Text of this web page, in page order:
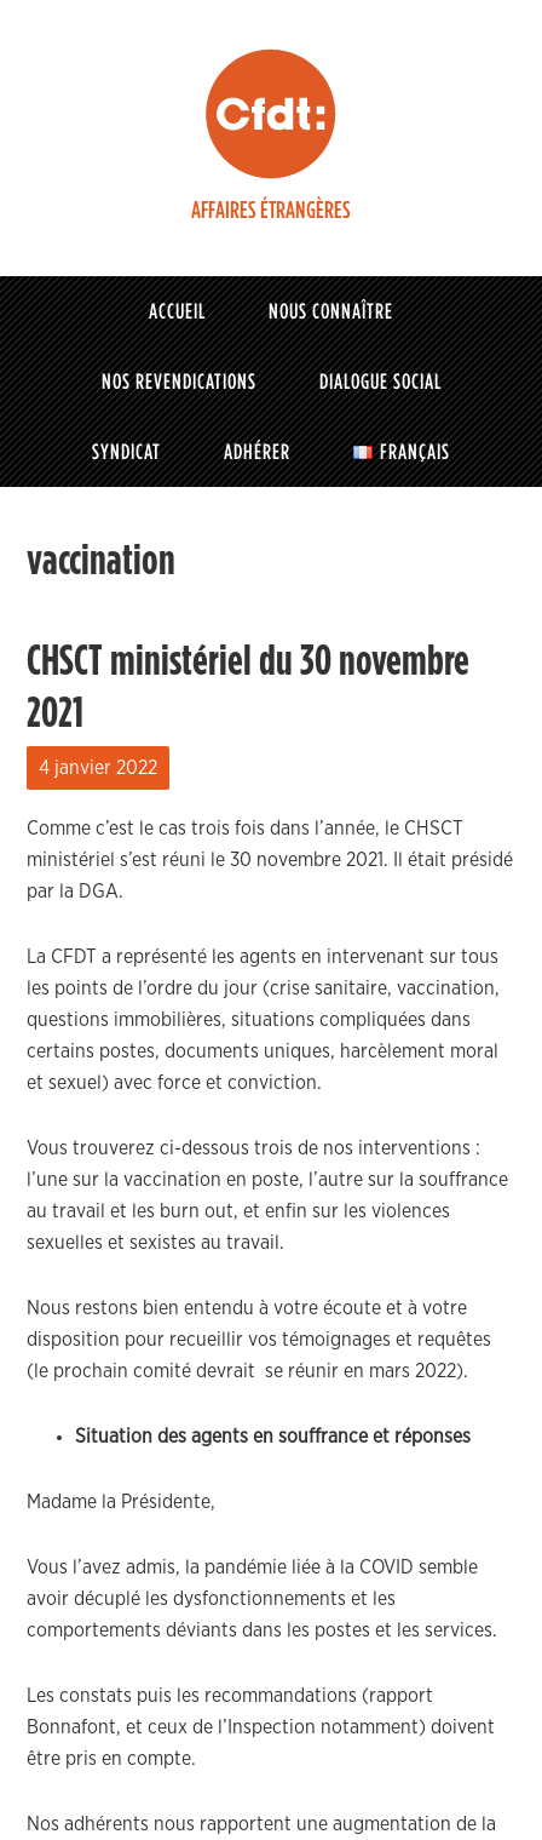
AFFAIRES ÉTRANGÈRES
ACCUEIL NOUS CONNAÎTRE
NOS REVENDICATIONS DIALOGUE SOCIAL
SYNDICAT ADHÉRER FRANÇAIS
vaccination
CHSCT ministériel du 30 novembre
2021
4 janvier 2022
Comme c’est le cas trois fois dans l’année, le CHSCT
ministériel s’est réuni le 30 novembre 2021. Il était présidé
par la DGA.
La CFDT a représenté les agents en intervenant sur tous
les points de l’ordre du jour (crise sanitaire, vaccination,
questions immobilières, situations compliquées dans
certains postes, documents uniques, harcèlement moral
et sexuel) avec force et conviction.
Vous trouverez ci-dessous trois de nos interventions :
l’une sur la vaccination en poste, l’autre sur la souffrance
au travail et les burn out, et enfin sur les violences
sexuelles et sexistes au travail.
Nous restons bien entendu à votre écoute et à votre
disposition pour recueillir vos témoignages et requêtes
(le prochain comité devrait se réunir en mars 2022).
Situation des agents en souffrance et réponses
Madame la Présidente,
Vous l’avez admis, la pandémie liée à la COVID semble
avoir décuplé les dysfonctionnements et les
comportements déviants dans les postes et les services.
Les constats puis les recommandations (rapport
Bonnafont, et ceux de l’Inspection notamment) doivent
être pris en compte.
Nos adhérents nous rapportent une augmentation de la